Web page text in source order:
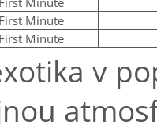
First Minute
First Minute
v